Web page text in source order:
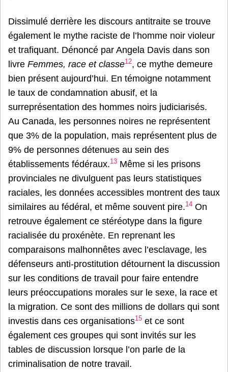
Dissimulé derrière les discours antitraite se trouve
également le mythe raciste de l’homme noir violeur
et trafiquant. Dénoncé par Angela Davis dans son
livre Femmes, race et classe12, ce mythe demeure
bien présent aujourd’hui. En témoigne notamment
le taux de condamnation abusif, et la
surreprésentation des hommes noirs judiciarisés.
Au Canada, les personnes noires ne représentent
que 3% de la population, mais représentent plus de
9% de personnes détenues au sein des
établissements fédéraux.13 Même si les prisons
provinciales ne divulguent pas leurs statistiques
raciales, les données accessibles montrent des taux
similaires au fédéral, et même souvent pire.14 On
retrouve également ce stéréotype dans la figure
racialisée du proxénète. En reprenant les
comparaisons malhonnêtes avec l’esclavage, les
défenseurs anti-prostitution détournent la discussion
sur les conditions de travail pour faire entendre
leurs préoccupations morales sur le sexe, la race et
la migration. Ce sont des millions de dollars qui sont
investis dans ces organisations15 et ce sont
également ces groupes qui sont invités sur les
tables de discussion lorsque l’on parle de la
criminalisation de notre travail.